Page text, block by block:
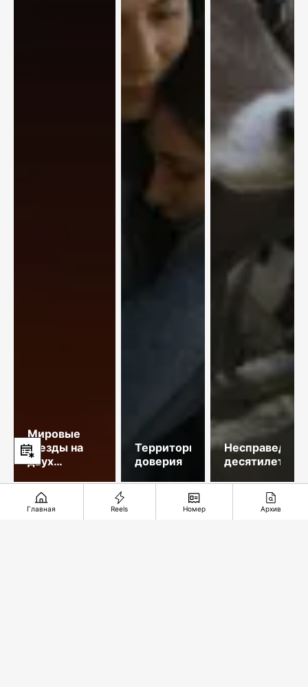
Мировые
звезды на
двух
столицы
Территория
доверия
десятилетий
Главная Reels Номер Архив